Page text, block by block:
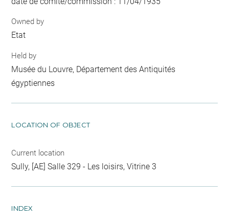
Owned by
Etat
Held by
Musée du Louvre, Département des Antiquités
égyptiennes
LOCATION OF OBJECT
Current location
Sully, [AE] Salle 329 - Les loisirs, Vitrine 3
INDEX